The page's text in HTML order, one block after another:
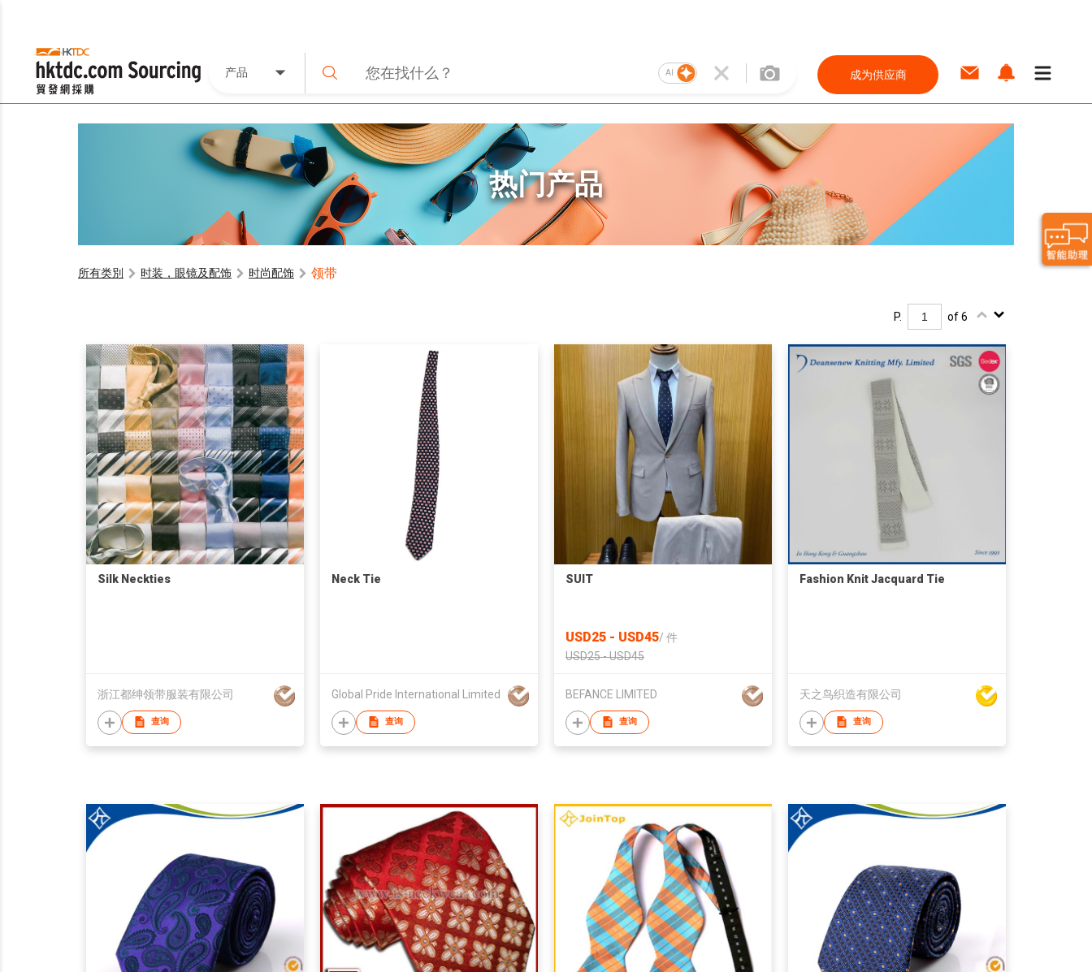
产品 AI 成为供应商
热门产品
所有类別 时装，眼镜及配饰 时尚配饰 领带
P. of 6
Silk Neckties
浙江都绅领带服装有限公司
查询
Neck Tie
Global Pride International Limited
查询
SUIT
USD25 - USD45/ 件
USD25 - USD45
BEFANCE LIMITED
查询
Fashion Knit Jacquard Tie
天之鸟织造有限公司
查询